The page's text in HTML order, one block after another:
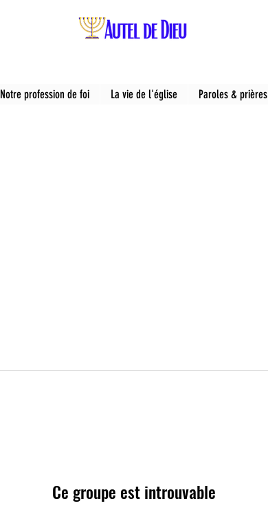
Notre profession de foi La vie de l'église Paroles & prières
Ce groupe est introuvable